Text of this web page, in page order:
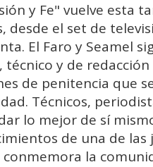
y Fe" vuelve esta
desde el set de
El Faro y Seamel
técnico y de
de penitencia que
Técnicos,
lo mejor de sí
de una de
conmemora la